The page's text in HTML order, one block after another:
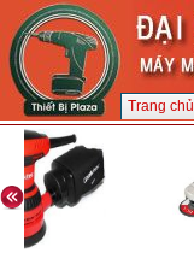
Trang chủ